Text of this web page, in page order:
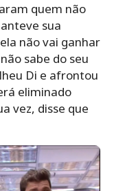
quem não
sua
não vai ganhar
sabe do seu
Di e afrontou
eliminado
vez, disse que